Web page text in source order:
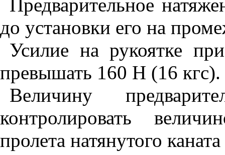
Предварительное
до установки его на
Усилие на рукоятке
превышать 160 Н (16 кгс).
Величину
контролировать
пролета натянутого